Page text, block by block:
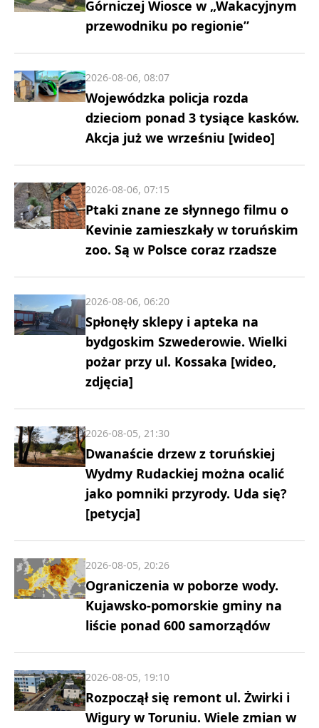
Górniczej Wiosce w „Wakacyjnym
przewodniku po regionie”
Wojewódzka policja rozda
dzieciom ponad 3 tysiące kasków.
Akcja już we wrześniu [wideo]
2026-08-06, 08:07
Ptaki znane ze słynnego filmu o
Kevinie zamieszkały w toruńskim
zoo. Są w Polsce coraz rzadsze
2026-08-06, 07:15
Spłonęły sklepy i apteka na
bydgoskim Szwederowie. Wielki
pożar przy ul. Kossaka [wideo,
zdjęcia]
2026-08-06, 06:20
Dwanaście drzew z toruńskiej
Wydmy Rudackiej można ocalić
jako pomniki przyrody. Uda się?
[petycja]
2026-08-05, 21:30
Ograniczenia w poborze wody.
Kujawsko-pomorskie gminy na
liście ponad 600 samorządów
2026-08-05, 20:26
Rozpoczął się remont ul. Żwirki i
Wigury w Toruniu. Wiele zmian w
2026-08-05, 19:10